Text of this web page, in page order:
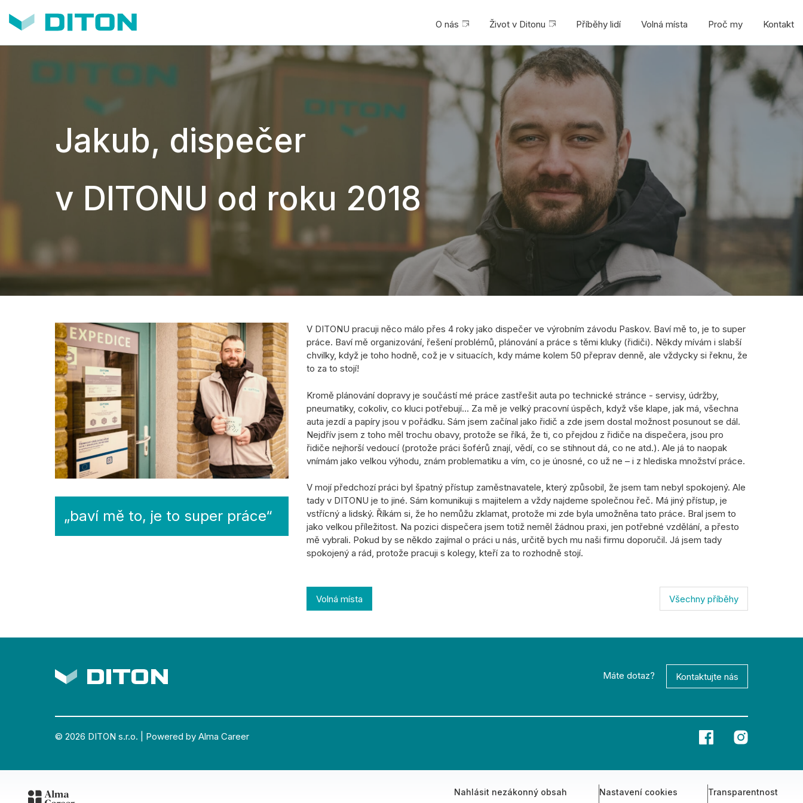
O nás Život v Ditonu Příběhy lidí Volná místa Proč my Kontakt
Jakub, dispečer
v DITONU od roku 2018
„baví mě to, je to super práce“
V DITONU pracuji něco málo přes 4 roky jako dispečer ve výrobním závodu Paskov. Baví mě to, je to super
práce. Baví mě organizování, řešení problémů, plánování a práce s těmi kluky (řidiči). Někdy mívám i slabší
chvilky, když je toho hodně, což je v situacích, kdy máme kolem 50 přeprav denně, ale vždycky si řeknu, že
to za to stojí!
Kromě plánování dopravy je součástí mé práce zastřešit auta po technické stránce - servisy, údržby,
pneumatiky, cokoliv, co kluci potřebují... Za mě je velký pracovní úspěch, když vše klape, jak má, všechna
auta jezdí a papíry jsou v pořádku. Sám jsem začínal jako řidič a zde jsem dostal možnost posunout se dál.
Nejdřív jsem z toho měl trochu obavy, protože se říká, že ti, co přejdou z řidiče na dispečera, jsou pro
řidiče nejhorší vedoucí (protože práci šoférů znají, vědí, co se stihnout dá, co ne atd.). Ale já to naopak
vnímám jako velkou výhodu, znám problematiku a vím, co je únosné, co už ne – i z hlediska množství práce.
V mojí předchozí práci byl špatný přístup zaměstnavatele, který způsobil, že jsem tam nebyl spokojený. Ale
tady v DITONU je to jiné. Sám komunikuji s majitelem a vždy najdeme společnou řeč. Má jiný přístup, je
vstřícný a lidský. Říkám si, že ho nemůžu zklamat, protože mi zde byla umožněna tato práce. Bral jsem to
jako velkou příležitost. Na pozici dispečera jsem totiž neměl žádnou praxi, jen potřebné vzdělání, a přesto
mě vybrali. Pokud by se někdo zajímal o práci u nás, určitě bych mu naši firmu doporučil. Já jsem tady
spokojený a rád, protože pracuji s kolegy, kteří za to rozhodně stojí.
Volná místa Všechny příběhy
Máte dotaz? Kontaktujte nás
© 2026 DITON s.r.o. Powered by Alma Career
Nahlásit nezákonný obsah Nastavení cookies
Transparentnost